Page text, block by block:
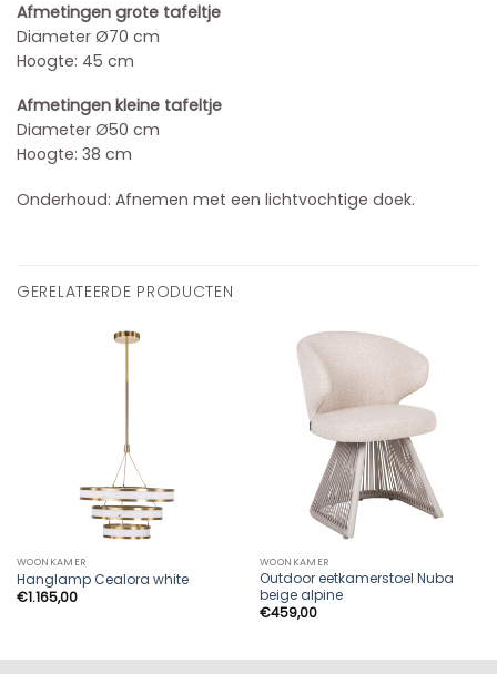
Afmetingen grote tafeltje
Diameter Ø70 cm
Hoogte: 45 cm
Afmetingen kleine tafeltje
Diameter Ø50 cm
Hoogte: 38 cm
Onderhoud: Afnemen met een lichtvochtige doek.
GERELATEERDE PRODUCTEN
WOONKAMER
Hanglamp Cealora white
€1.165,00
WOONKAMER
Outdoor eetkamerstoel Nuba
beige alpine
€459,00